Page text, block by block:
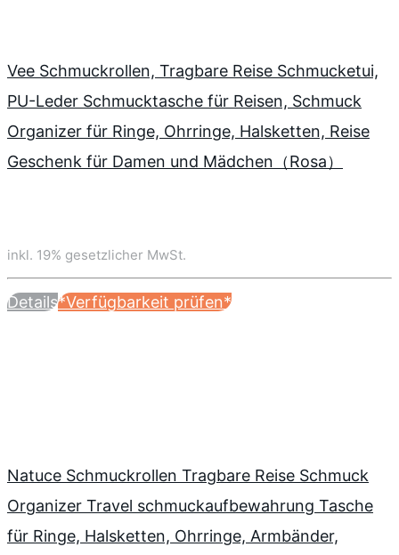
Vee Schmuckrollen, Tragbare Reise Schmucketui,
PU-Leder Schmucktasche für Reisen, Schmuck
Organizer für Ringe, Ohrringe, Halsketten, Reise
Geschenk für Damen und Mädchen（Rosa）
inkl. 19% gesetzlicher MwSt.
Details*Verfügbarkeit prüfen*
Natuce Schmuckrollen Tragbare Reise Schmuck
Organizer Travel schmuckaufbewahrung Tasche
für Ringe, Halsketten, Ohrringe, Armbänder,